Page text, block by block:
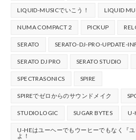
LIQUID-MUSICでいこう！ LIQUID
NUMA COMPACT 2 PICKUP
SERATO SERATO-DJ-PRO-UPDATE-
SERATO DJ PRO SERATO STUDIO
SPECTRASONICS SPIRE
SPIREでゼロからのサウンドメイク
STUDIOLOGIC SUGAR BYTES U-
U-HEはユーヘーでもウーヒーでもなく『
よ！